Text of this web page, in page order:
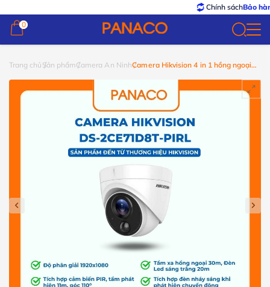
Chính sáchBảo hành –
0
0
Trang chủ Sản phẩmCamera An NinhCamera Hikvision 4 in 1 hồng ngoại